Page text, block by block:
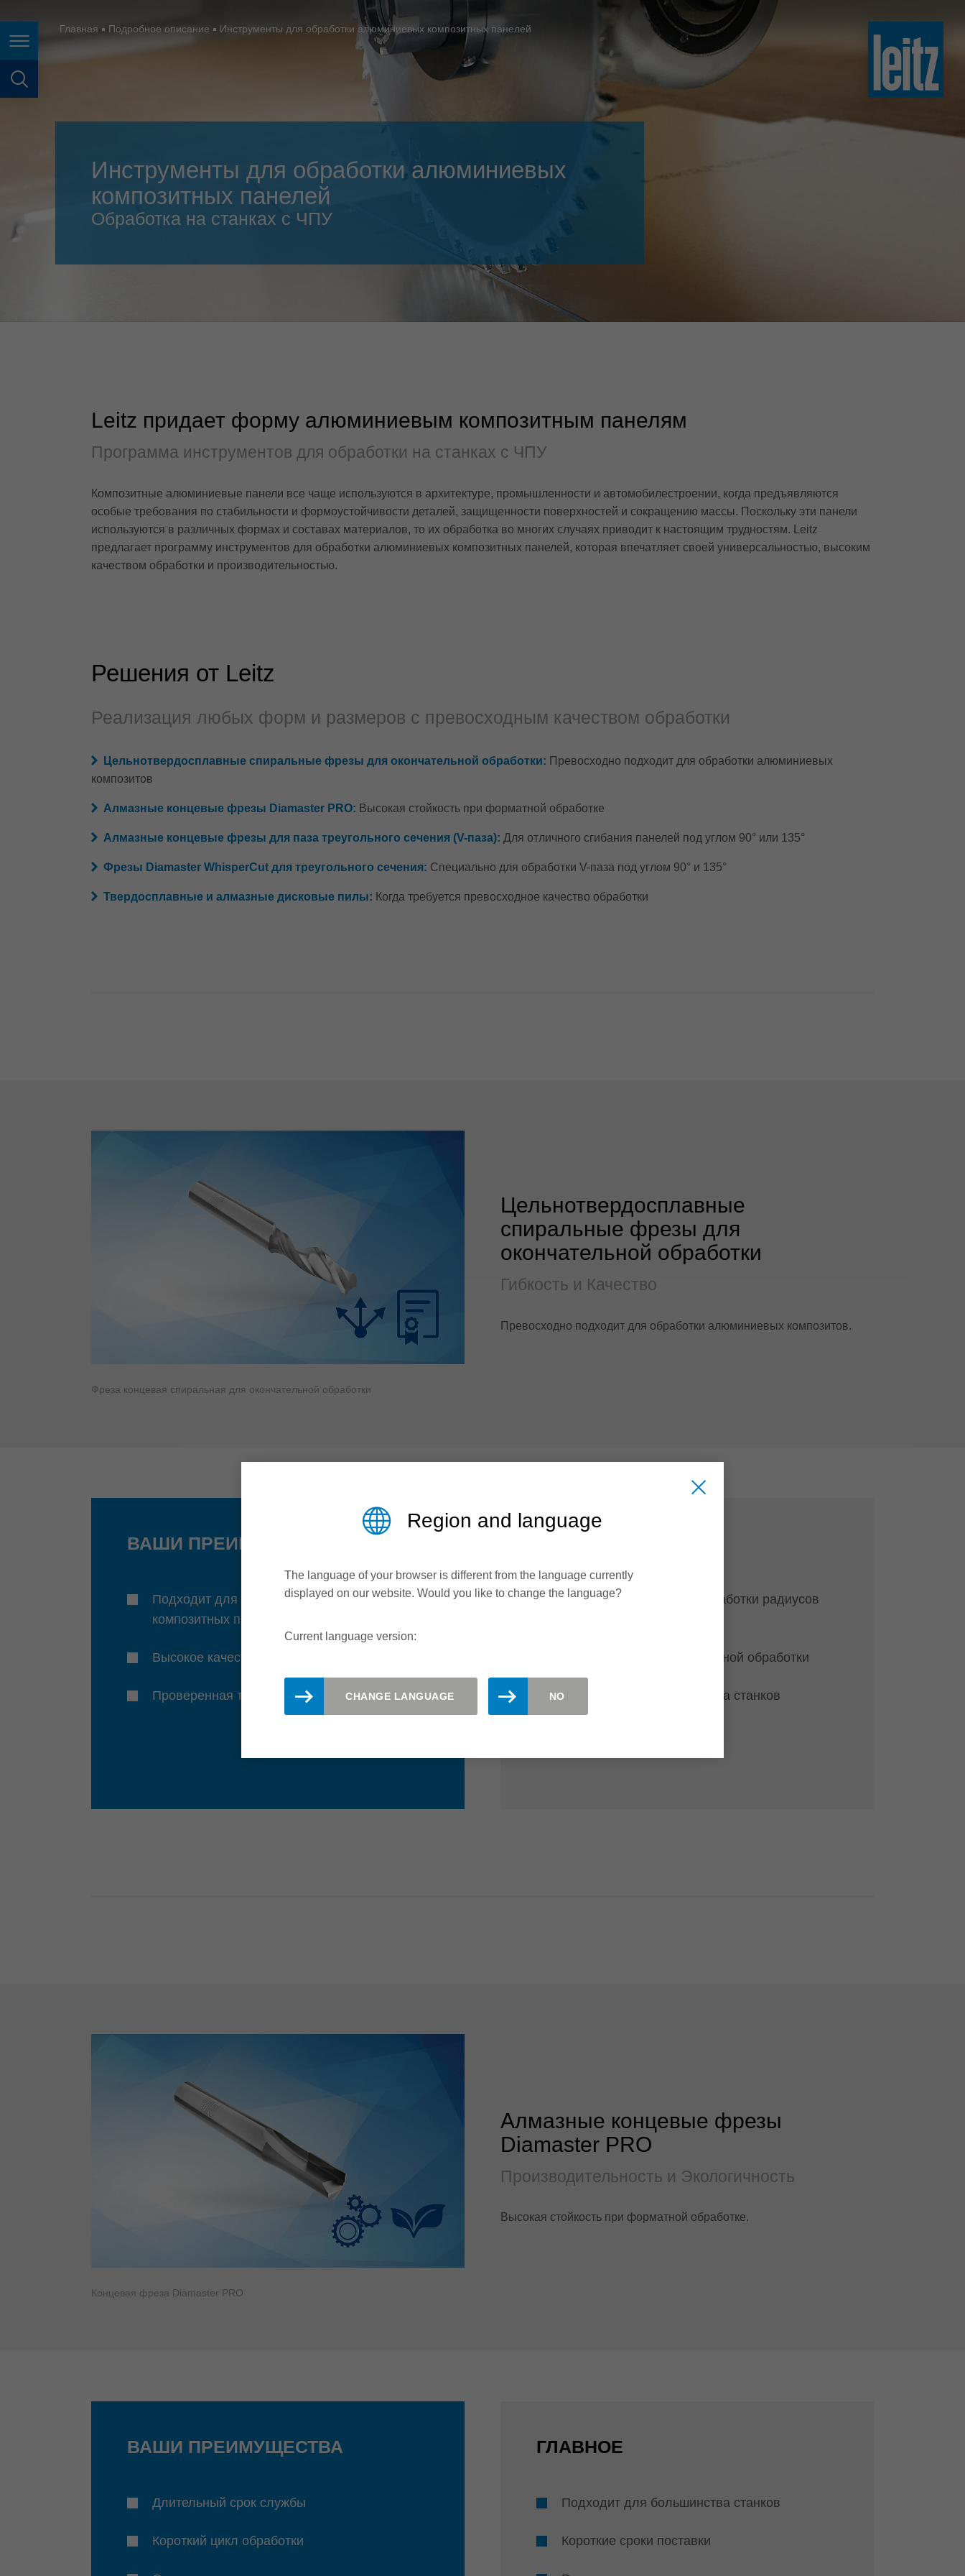
Page navigation
page search
France français
english
Lietuva english
Magyarország
Malaysia
México
english
english
中国
Главная Подробное описание Инструменты для обработки алюминиевых композитных панелей
Инструменты для обработки алюминиевых
композитных панелей
Обработка на станках с ЧПУ
Leitz придает форму алюминиевым композитным панелям
Программа инструментов для обработки на станках с ЧПУ
Композитные алюминиевые панели все чаще используются в архитектуре, промышленности и автомобилестроении, когда предъявляются
особые требования по стабильности и формоустойчивости деталей, защищенности поверхностей и сокращению массы. Поскольку эти панели
используются в различных формах и составах материалов, то их обработка во многих случаях приводит к настоящим трудностям. Leitz
предлагает программу инструментов для обработки алюминиевых композитных панелей, которая впечатляет своей универсальностью, высоким
качеством обработки и производительностью.
Решения от Leitz
Реализация любых форм и размеров с превосходным качеством обработки
Цельнотвердосплавные спиральные фрезы для окончательной обработки: Превосходно подходит для обработки алюминиевых
композитов
Алмазные концевые фрезы Diamaster PRO: Высокая стойкость при форматной обработке
Алмазные концевые фрезы для паза треугольного сечения (V-паза): Для отличного сгибания панелей под углом 90° или 135°
Фрезы Diamaster WhisperCut для треугольного сечения: Специально для обработки V-паза под углом 90° и 135°
Твердосплавные и алмазные дисковые пилы: Когда требуется превосходное качество обработки
Фреза концевая спиральная для окончательной обработки
Цельнотвердосплавные
спиральные фрезы для
окончательной обработки
Гибкость и Качество
Превосходно подходит для обработки алюминиевых композитов.
ВАШИ ПРЕИМУЩЕСТВА
Подходит для обработки всех алюминиевых
композитных панелей
Высокое качество обработки
Проверенная технология
Малые диаметры для обработки радиусов
Два диаметра для форматной обработки
Подходит для большинства станков
Концевая фреза Diamaster PRO
Алмазные концевые фрезы
Diamaster PRO
Производительность и Экологичность
Высокая стойкость при форматной обработке.
ВАШИ ПРЕИМУЩЕСТВА
Длительный срок службы
Короткий цикл обработки
ГЛАВНОЕ
Подходит для большинства станков
Короткие сроки поставки
Region and language
The language of your browser is different from the language currently
displayed on our website. Would you like to change the language?
Current language version:
CHANGE LANGUAGE NO